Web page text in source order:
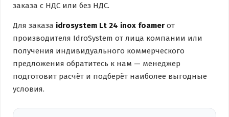
заказа с НДС или без НДС.
Для заказа idrosystem Lt 24 inox foamer от
производителя IdroSystem от лица компании или
получения индивидуального коммерческого
предложения обратитесь к нам — менеджер
подготовит расчёт и подберёт наиболее выгодные
условия.